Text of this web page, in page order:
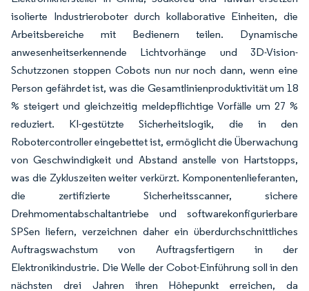
isolierte Industrieroboter durch kollaborative Einheiten, die
Arbeitsbereiche mit Bedienern teilen. Dynamische
anwesenheitserkennende Lichtvorhänge und 3D-Vision-
Schutzzonen stoppen Cobots nun nur noch dann, wenn eine
Person gefährdet ist, was die Gesamtlinienproduktivität um 18
% steigert und gleichzeitig meldepflichtige Vorfälle um 27 %
reduziert. KI-gestützte Sicherheitslogik, die in den
Robotercontroller eingebettet ist, ermöglicht die Überwachung
von Geschwindigkeit und Abstand anstelle von Hartstopps,
was die Zykluszeiten weiter verkürzt. Komponentenlieferanten,
die zertifizierte Sicherheitsscanner, sichere
Drehmomentabschaltantriebe und softwarekonfigurierbare
SPSen liefern, verzeichnen daher ein überdurchschnittliches
Auftragswachstum von Auftragsfertigern in der
Elektronikindustrie. Die Welle der Cobot-Einführung soll in den
nächsten drei Jahren ihren Höhepunkt erreichen, da